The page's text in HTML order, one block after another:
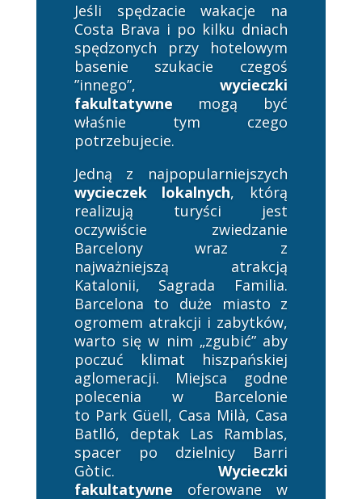
Jeśli spędzacie wakacje na
Costa Brava i po kilku dniach
spędzonych przy hotelowym
basenie szukacie czegoś
”innego”,wycieczki
fakultatywne mogą być
właśnie tym czego
potrzebujecie.
Jedną z najpopularniejszych
wycieczek lokalnych, którą
realizują turyści jest
oczywiście zwiedzanie
Barcelony wraz z
najważniejszą atrakcją
Katalonii, Sagrada Familia.
Barcelona to duże miasto z
ogromem atrakcji i zabytków,
warto się w nim „zgubić” aby
poczuć klimat hiszpańskiej
aglomeracji. Miejsca godne
polecenia w Barcelonie
to Park Güell, Casa Milà, Casa
Batlló, deptak Las Ramblas,
spacer po dzielnicy Barri
Gòtic.Wycieczki
fakultatywne oferowane w